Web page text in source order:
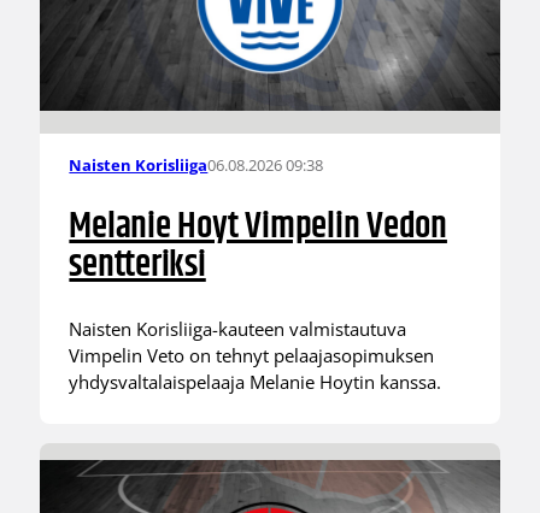
Naisten Korisliiga06.08.2026 09:38
Melanie Hoyt Vimpelin Vedon
sentteriksi
Naisten Korisliiga-kauteen valmistautuva
Vimpelin Veto on tehnyt pelaajasopimuksen
yhdysvaltalaispelaaja Melanie Hoytin kanssa.